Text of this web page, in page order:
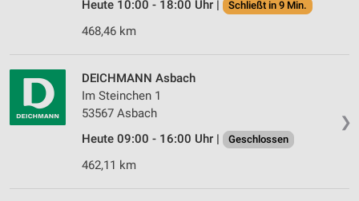
Heute 10:00 - 18:00 Uhr |
Schließt in 9 Min.
468,46 km
❯
DEICHMANN Asbach
Im Steinchen 1
53567 Asbach
Heute 09:00 - 16:00 Uhr |
Geschlossen
462,11 km